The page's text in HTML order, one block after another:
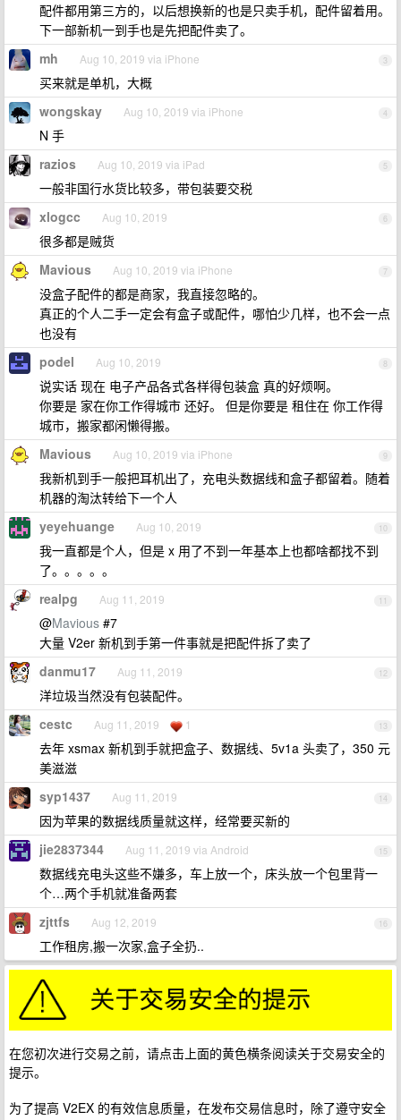
配件都用第三方的，以后想换新的也是只卖手机，配件留着用。
下一部新机一到手也是先把配件卖了。
3
mh Aug 10, 2019 via iPhone
买来就是单机，大概
4
wongskay Aug 10, 2019 via iPhone
N 手
5
razios Aug 10, 2019 via iPad
一般非国行水货比较多，带包装要交税
6
xlogcc Aug 10, 2019
很多都是贼货
7
Mavious Aug 10, 2019 via iPhone
没盒子配件的都是商家，我直接忽略的。
真正的个人二手一定会有盒子或配件，哪怕少几样，也不会一点
也没有
8
podel Aug 10, 2019
说实话 现在 电子产品各式各样得包装盒 真的好烦啊。
你要是 家在你工作得城市 还好。 但是你要是 租住在 你工作得
城市，搬家都闲懒得搬。
9
Mavious Aug 10, 2019 via iPhone
我新机到手一般把耳机出了，充电头数据线和盒子都留着。随着
机器的淘汰转给下一个人
10
yeyehuange Aug 10, 2019
我一直都是个人，但是 x 用了不到一年基本上也都啥都找不到
了。。。。。
11
realpg Aug 11, 2019
@Mavious #7
大量 V2er 新机到手第一件事就是把配件拆了卖了
12
danmu17 Aug 11, 2019
洋垃圾当然没有包装配件。
13
cestc Aug 11, 2019 1
去年 xsmax 新机到手就把盒子、数据线、5v1a 头卖了，350 元
美滋滋
14
syp1437 Aug 11, 2019
因为苹果的数据线质量就这样，经常要买新的
15
jie2837344 Aug 11, 2019 via Android
数据线充电头这些不嫌多，车上放一个，床头放一个包里背一
个…两个手机就准备两套
16
zjttfs Aug 12, 2019
工作租房,搬一次家,盒子全扔..
在您初次进行交易之前，请点击上面的黄色横条阅读关于交易安全的
提示。
为了提高 V2EX 的有效信息质量，在发布交易信息时，除了遵守安全